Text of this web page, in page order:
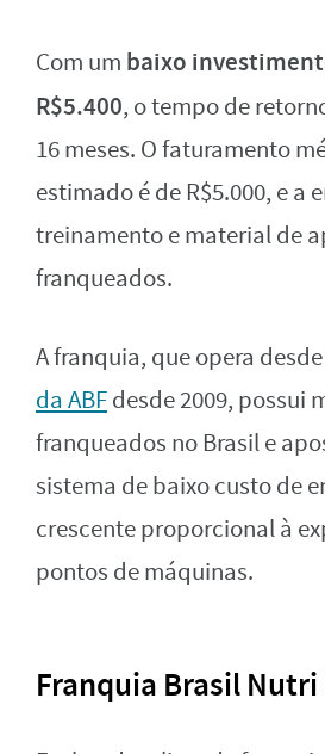
Com um baixo
R$5.400, o tempo de
16 meses. O faturamento
estimado é de R$5.000, e a
treinamento e material de
franqueados.
A franquia, que opera desde
da ABFdesde 2009, possui
franqueados no Brasil e
sistema de baixo custo de
crescente proporcional à
pontos de máquinas.
Franquia Brasil Nutri